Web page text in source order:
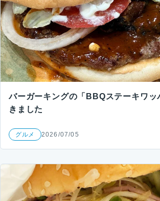
バーガーキングの「BBQステーキワッ
きました
グルメ 2026/07/05